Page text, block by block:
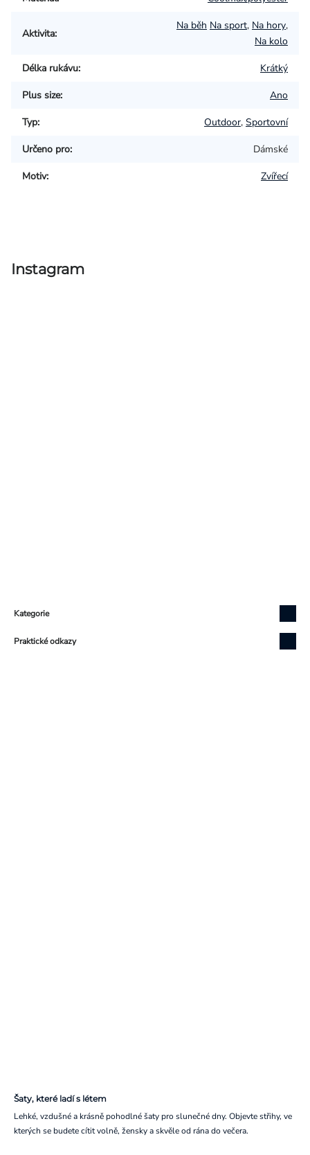
Aktivita:
Na běh Na sport, Na hory,
Na kolo
Délka rukávu: Krátký
Plus size: Ano
Typ: Outdoor, Sportovní
Určeno pro: Dámské
Motiv: Zvířecí
Instagram
Kategorie
Praktické odkazy
Šaty, které ladí s létem
Lehké, vzdušné a krásně pohodlné šaty pro slunečné dny. Objevte střihy, ve
kterých se budete cítit volně, žensky a skvěle od rána do večera.